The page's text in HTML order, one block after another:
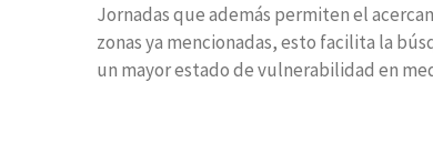
Jornadas que además permiten el
zonas ya mencionadas, esto facilita la
un mayor estado de vulnerabilidad en